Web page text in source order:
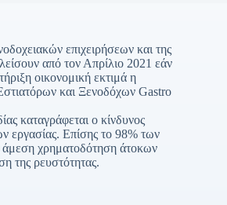
επιχειρήσεων και της
από τον Απρίλιο 2021 εάν
οικονομική εκτιμά η
και Ξενοδόχων Gastro
καταγράφεται ο κίνδυνος
εργασίας. Επίσης το 98% των
άμεση χρηματοδότηση άτοκων
της ρευστότητας.